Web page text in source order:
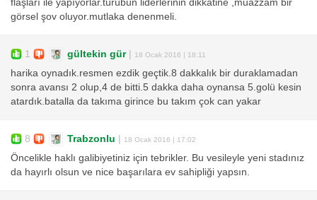
flaşları ile yapıyorlar.türübün liderlerinin dikkatine ,muazzam bir
görsel şov oluyor.mutlaka denenmeli.
1 gültekin gür| 18 Ocak 2016 | 18:11
harika oynadık.resmen ezdik geçtik.8 dakkalık bir duraklamadan
sonra avansı 2 olup,4 de bitti.5 dakka daha oynansa 5.golü kesin
atardık.batalla da takıma girince bu takım çok can yakar
8 Trabzonlu | 18 Ocak 2016 | 17:02
Öncelikle haklı galibiyetiniz için tebrikler. Bu vesileyle yeni stadınız
da hayırlı olsun ve nice başarılara ev sahipliği yapsın.